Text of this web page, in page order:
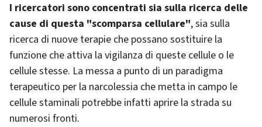
I ricercatori sono concentrati sia sulla ricerca delle
cause di questa "scomparsa cellulare", sia sulla
ricerca di nuove terapie che possano sostituire la
funzione che attiva la vigilanza di queste cellule o le
cellule stesse. La messa a punto di un paradigma
terapeutico per la narcolessia che metta in campo le
cellule staminali potrebbe infatti aprire la strada su
numerosi fronti.